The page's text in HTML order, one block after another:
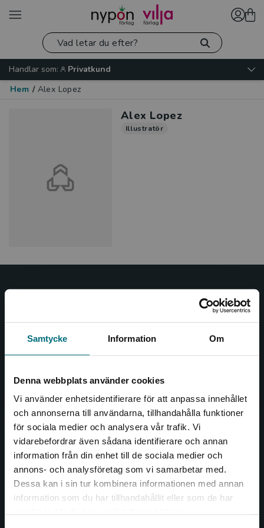
Samtycke Information Om
Denna webbplats använder cookies
Vi använder enhetsidentifierare för att anpassa innehållet
och annonserna till användarna, tillhandahålla funktioner
för sociala medier och analysera vår trafik. Vi
vidarebefordrar även sådana identifierare och annan
information från din enhet till de sociala medier och
annons- och analysföretag som vi samarbetar med.
Dessa kan i sin tur kombinera informationen med annan
information som du har tillhandahållit eller som de har
Begränsad fraktregion
Det verkar som att du besöker
nyponochviljaforlag.se via en enhet utanför
Handlar som:
Privatkund
Hem / Alex Lopez
Alex Lopez
Illustratör
Nypon och Vilja förlag ger ut böcker som väcker läslust
och öppnar dörren till nya världar och möjligheter för
Kontakta oss
Kontakta oss
046-31 20 00
Box 141
221 00 Lund